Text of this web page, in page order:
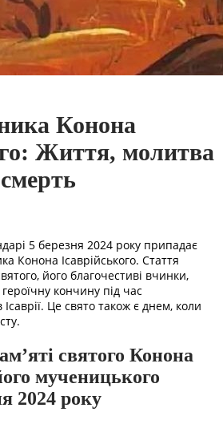
Конона
Життя, молитва
5 березня 2024 року припадає
Конона Ісаврійського. Стаття
його благочестиві вчинки,
кончину під час
Ісаврії. Це свято також є днем, коли
святого Конона
мученицького
2024 року